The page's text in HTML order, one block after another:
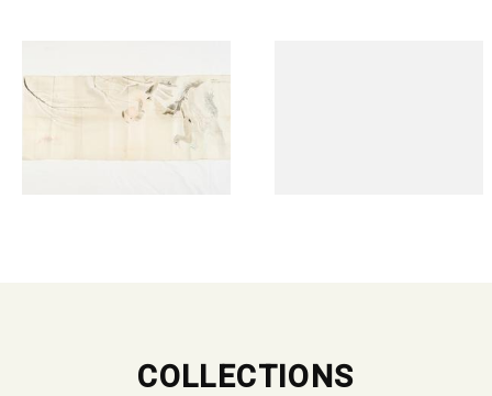
COLLECTIONS